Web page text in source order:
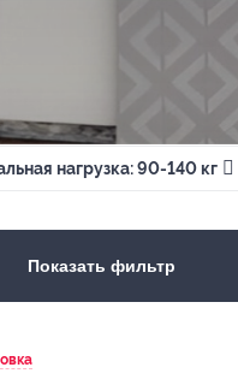
нагрузка: 90-140 кг
Показать фильтр